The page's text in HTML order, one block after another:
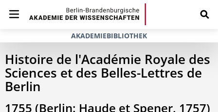
AKADEMIEBIBLIOTHEK
Histoire de l'Académie Royale des
Sciences et des Belles-Lettres de
Berlin
1755 (Berlin: Haude et Spener, 1757)